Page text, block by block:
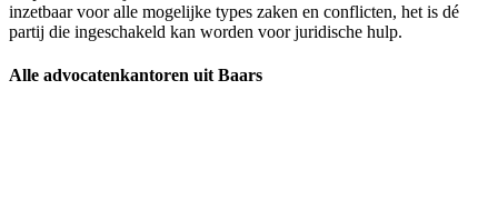
inzetbaar voor alle mogelijke types zaken en conflicten, het is dé
partij die ingeschakeld kan worden voor juridische hulp.
Alle advocatenkantoren uit Baars